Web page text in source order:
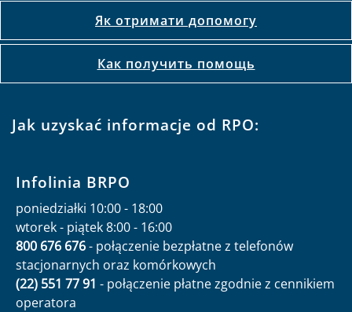
Як отримати допомогу
Как получить помощь
Jak uzyskać informacje od RPO:
Infolinia BRPO
poniedziałki 10:00 - 18:00
wtorek - piątek 8:00 - 16:00
800 676 676- połączenie bezpłatne z telefonów
stacjonarnych oraz komórkowych
(22) 551 77 91 - połączenie płatne zgodnie z cennikiem
operatora